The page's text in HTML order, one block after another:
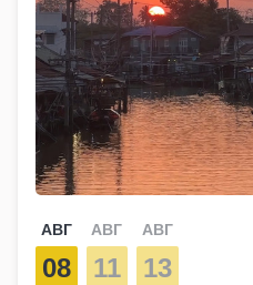
АВГ
08
АВГ
11
АВГ
13